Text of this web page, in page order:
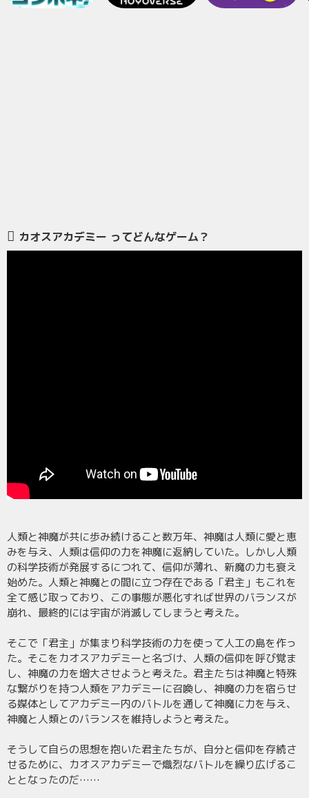
カオスアカデミー ってどんなゲーム？
人類と神魔が共に歩み続けること数万年、神魔は人類に愛と恵
みを与え、人類は信仰の力を神魔に返納していた。しかし人類
の科学技術が発展するにつれて、信仰が薄れ、新魔の力も衰え
始めた。人類と神魔との間に立つ存在である「君主」もこれを
全て感じ取っており、この事態が悪化すれば世界のバランスが
崩れ、最終的には宇宙が消滅してしまうと考えた。
そこで「君主」が集まり科学技術の力を使って人工の島を作っ
た。そこをカオスアカデミーと名づけ、人類の信仰を呼び覚ま
し、神魔の力を増大させようと考えた。君主たちは神魔と特殊
な繋がりを持つ人類をアカデミーに召喚し、神魔の力を宿らせ
る媒体としてアカデミー内のバトルを通して神魔に力を与え、
神魔と人類とのバランスを維持しようと考えた。
そうして自らの思想を抱いた君主たちが、自分と信仰を存続さ
せるために、カオスアカデミーで熾烈なバトルを繰り広げるこ
ととなったのだ……